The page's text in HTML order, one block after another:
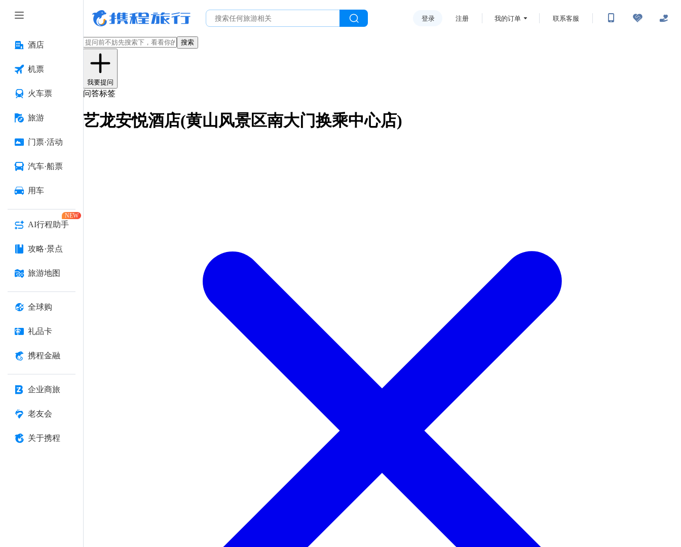
酒店
机票
火车票
旅游
门票·活动
汽车·船票
用车
AI行程助手
NEW
攻略·景点
旅游地图
全球购
礼品卡
携程金融
企业商旅
老友会
关于携程
登录 注册 我的订单 联系客服
搜索
我要提问
问答标签
艺龙安悦酒店(黄山风景区南大门换乘中心店)